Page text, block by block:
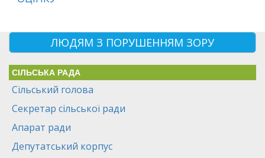
ЛЮДЯМ З ПОРУШЕННЯМ ЗОРУ
СІЛЬСЬКА РАДА
Сільський голова
Секретар сільської ради
Апарат ради
Депутатський корпус